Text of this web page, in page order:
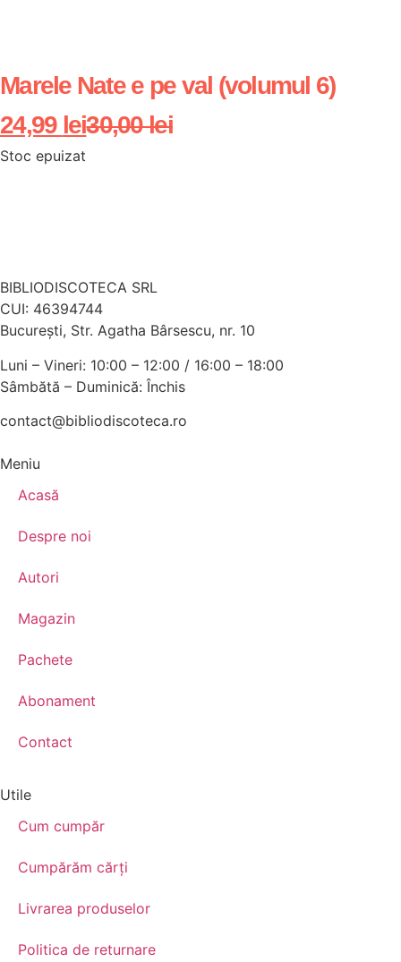
Marele Nate e pe val (volumul 6)
30,00lei
24,99 lei
Stoc epuizat
BIBLIODISCOTECA SRL
CUI: 46394744
Bucureşti, Str. Agatha Bârsescu, nr. 10
Luni – Vineri: 10:00 – 12:00 / 16:00 – 18:00
Sâmbătă – Duminică: Închis
contact@bibliodiscoteca.ro
Meniu
Acasă
Despre noi
Autori
Magazin
Pachete
Abonament
Contact
Utile
Cum cumpăr
Cumpărăm cărţi
Livrarea produselor
Politica de returnare